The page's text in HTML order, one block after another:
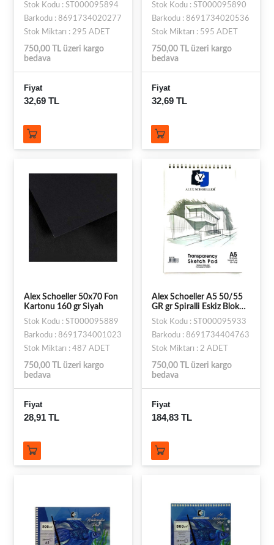
Stok Kodu : ST000095894
Barkodu : 8691734020277
Stok Miktarı : 295 ADET
750,00 TL üzeri kargo
bedava
Fiyat
32,69 TL
Stok Kodu : ST000095890
Barkodu : 8691734020536
Stok Miktarı : 595 ADET
750,00 TL üzeri kargo
bedava
Fiyat
32,69 TL
Alex Schoeller 50x70 Fon
Kartonu 160 gr Siyah
Stok Kodu : ST000095889
Barkodu : 8691734001023
Stok Miktarı : 487 ADET
750,00 TL üzeri kargo
bedava
Fiyat
28,91 TL
Alex Schoeller A5 50/55
GR gr Spiralli Eskiz Blok
30 YP ALX-0763
Stok Kodu : ST000095933
Barkodu : 8691734404763
Stok Miktarı : 2 ADET
750,00 TL üzeri kargo
bedava
Fiyat
184,83 TL